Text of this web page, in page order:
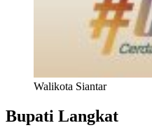
Walikota Siantar
Bupati Langkat